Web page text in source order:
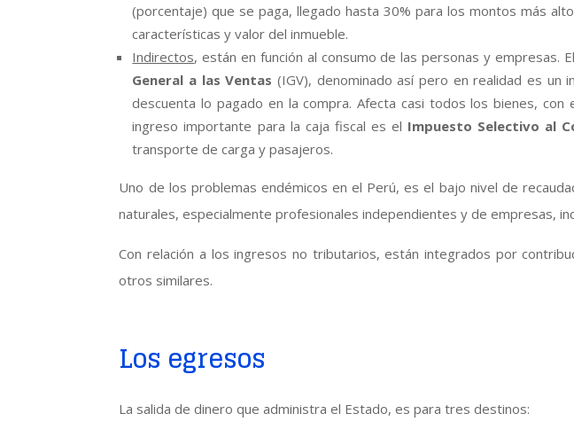
(porcentaje) que se paga, llegado hasta 30% para los montos más
características y valor del inmueble.
Indirectos, están en función al consumo de las personas y empresas.
General a las Ventas (IGV), denominado así pero en realidad es
descuenta lo pagado en la compra. Afecta casi todos los bienes,
ingreso importante para la caja fiscal es el Impuesto Selectivo al
transporte de carga y pasajeros.
Uno de los problemas endémicos en el Perú, es el bajo nivel de
naturales, especialmente profesionales independientes y de empresas,
Con relación a los ingresos no tributarios, están integrados por
otros similares.
Los egresos
La salida de dinero que administra el Estado, es para tres destinos: